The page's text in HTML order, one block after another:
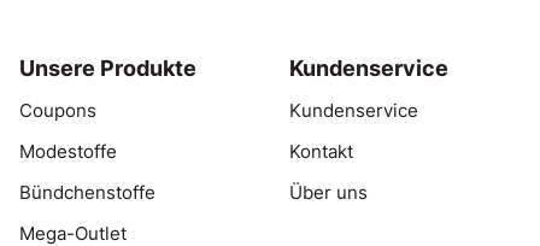
Unsere Produkte
Coupons
Modestoffe
Bündchenstoffe
Mega-Outlet
Kundenservice
Kundenservice
Kontakt
Über uns